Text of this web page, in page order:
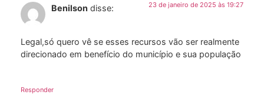
Benilson disse: 23 de janeiro de 2025 às 19:27
Legal,só quero vê se esses recursos vão ser realmente
direcionado em benefício do município e sua população
Responder